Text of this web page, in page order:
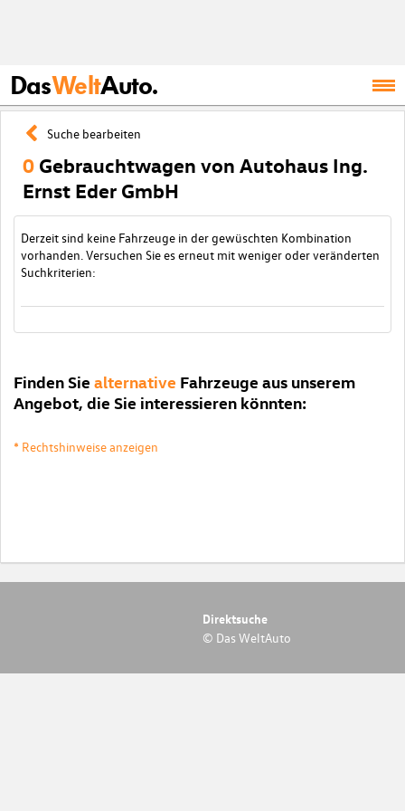
DasWeltAuto.
Suche bearbeiten
0 Gebrauchtwagen von Autohaus Ing.
Ernst Eder GmbH
Derzeit sind keine Fahrzeuge in der gewüschten Kombination
vorhanden. Versuchen Sie es erneut mit weniger oder veränderten
Suchkriterien:
Finden Sie alternative Fahrzeuge aus unserem
Angebot, die Sie interessieren könnten:
* Rechtshinweise anzeigen
Direktsuche
© Das WeltAuto